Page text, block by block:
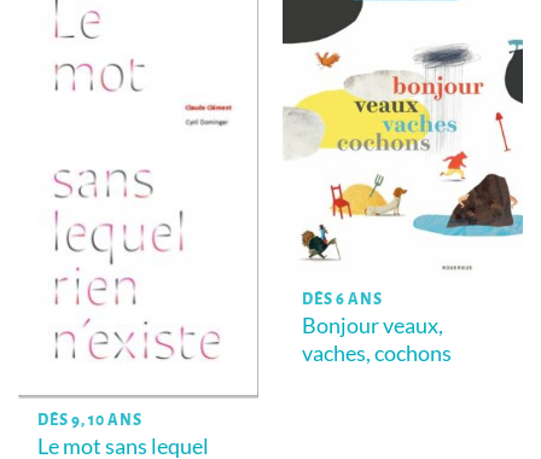
DÈS 9, 10 ANS
Le mot sans lequel
DÈS 6 ANS
Bonjour veaux,
vaches, cochons